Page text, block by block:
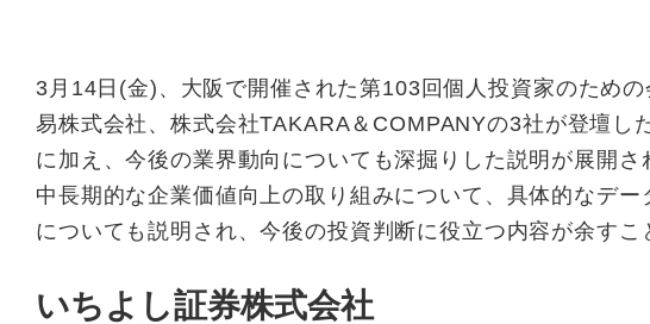
3月14日(金)、大阪で開催された第103回個人投資家のため
易株式会社、株式会社TAKARA＆COMPANYの3社が登壇し
に加え、今後の業界動向についても深掘りした説明が展開
中長期的な企業価値向上の取り組みについて、具体的なデ
についても説明され、今後の投資判断に役立つ内容が余すこ
いちよし証券株式会社